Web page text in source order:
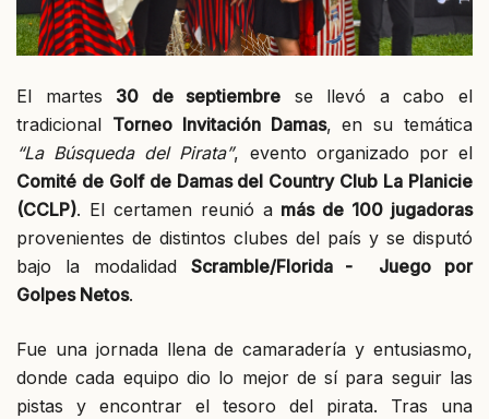
El martes 30 de septiembre se llevó a cabo el
tradicional Torneo Invitación Damas, en su temática
“La Búsqueda del Pirata”, evento organizado por el
Comité de Golf de Damas del Country Club La Planicie
(CCLP). El certamen reunió a más de 100 jugadoras
provenientes de distintos clubes del país y se disputó
bajo la modalidad Scramble/Florida - Juego por
Golpes Netos.
Fue una jornada llena de camaradería y entusiasmo,
donde cada equipo dio lo mejor de sí para seguir las
pistas y encontrar el tesoro del pirata. Tras una